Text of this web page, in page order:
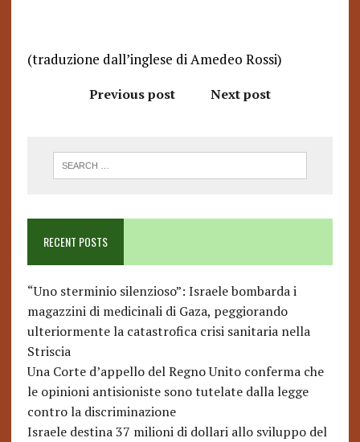
(traduzione dall’inglese di Amedeo Rossi)
Previous post Next post
RECENT POSTS
“Uno sterminio silenzioso”: Israele bombarda i
magazzini di medicinali di Gaza, peggiorando
ulteriormente la catastrofica crisi sanitaria nella
Striscia
Una Corte d’appello del Regno Unito conferma che
le opinioni antisioniste sono tutelate dalla legge
contro la discriminazione
Israele destina 37 milioni di dollari allo sviluppo del